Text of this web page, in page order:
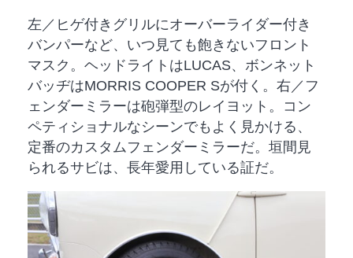
左／ヒゲ付きグリルにオーバーライダー付き
バンパーなど、いつ見ても飽きないフロント
マスク。ヘッドライトはLUCAS、ボンネット
バッヂはMORRIS COOPER Sが付く。右／フ
ェンダーミラーは砲弾型のレイヨット。コン
ペティショナルなシーンでもよく見かける、
定番のカスタムフェンダーミラーだ。垣間見
られるサビは、長年愛用している証だ。